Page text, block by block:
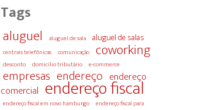
Tags
aluguel aluguel de sala aluguel de salas
centrais telefônicas comunicação coworking
desconto domicílio tributário e-commerce
empresas endereço endereço
comercial endereço fiscal
endereço fiscal em novo hamburgo
endereço fiscal para